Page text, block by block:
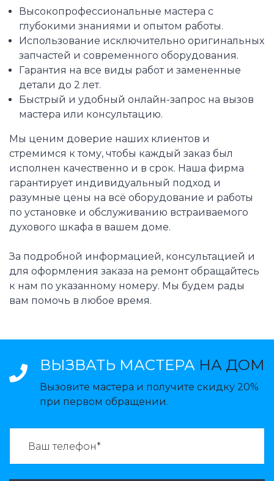
Высокопрофессиональные мастера с
глубокими знаниями и опытом работы.
Использование исключительно оригинальных
запчастей и современного оборудования.
Гарантия на все виды работ и замененные
детали до 2 лет.
Быстрый и удобный онлайн-запрос на вызов
мастера или консультацию.
Мы ценим доверие наших клиентов и
стремимся к тому, чтобы каждый заказ был
исполнен качественно и в срок. Наша фирма
гарантирует индивидуальный подход и
разумные цены на всё оборудование и работы
по установке и обслуживанию встраиваемого
духового шкафа в вашем доме.
За подробной информацией, консультацией и
для оформления заказа на ремонт обращайтесь
к нам по указанному номеру. Мы будем рады
вам помочь в любое время.
ВЫЗВАТЬ МАСТЕРА НА ДОМ
Вызовите мастера и получите скидку 20%
при первом обращении.